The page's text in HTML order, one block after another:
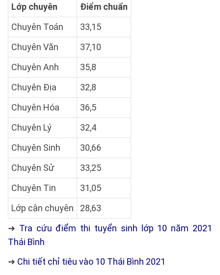
Lớp chuyên
Điểm chuẩn
Chuyên Toán
33,15
Chuyên Văn
37,10
Chuyên Anh
35,8
Chuyên Địa
32,8
Chuyên Hóa
36,5
Chuyên Lý
32,4
Chuyên Sinh
30,66
Chuyên Sử
33,25
Chuyên Tin
31,05
Lớp cận chuyên
28,63
➜ Tra cứu điểm thi tuyển sinh lớp 10 năm 2021
Thái Bình
➜ Chi tiết chỉ tiêu vào 10 Thái Bình 2021